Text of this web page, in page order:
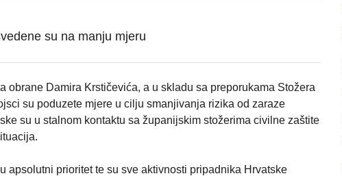
su na manju mjeru
obrane Damira Krstičevića, a u skladu sa preporukama Stožera
su poduzete mjere u cilju smanjivanja rizika od zaraze
su u stalnom kontaktu sa županijskim stožerima civilne zaštite
apsolutni prioritet te su sve aktivnosti pripadnika Hrvatske